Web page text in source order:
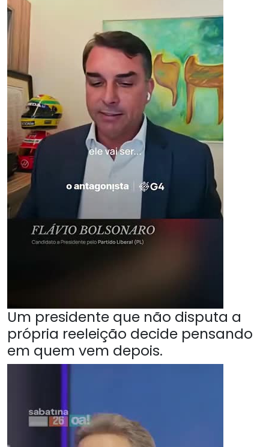
Um presidente que não disputa a
própria reeleição decide pensando
em quem vem depois.